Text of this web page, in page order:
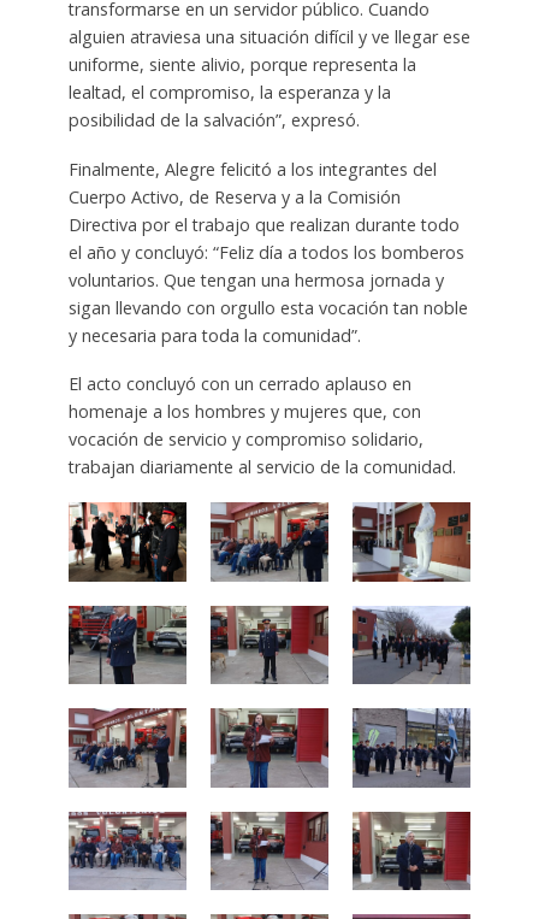
transformarse en un servidor público. Cuando
alguien atraviesa una situación difícil y ve llegar ese
uniforme, siente alivio, porque representa la
lealtad, el compromiso, la esperanza y la
posibilidad de la salvación”, expresó.
Finalmente, Alegre felicitó a los integrantes del
Cuerpo Activo, de Reserva y a la Comisión
Directiva por el trabajo que realizan durante todo
el año y concluyó: “Feliz día a todos los bomberos
voluntarios. Que tengan una hermosa jornada y
sigan llevando con orgullo esta vocación tan noble
y necesaria para toda la comunidad”.
El acto concluyó con un cerrado aplauso en
homenaje a los hombres y mujeres que, con
vocación de servicio y compromiso solidario,
trabajan diariamente al servicio de la comunidad.